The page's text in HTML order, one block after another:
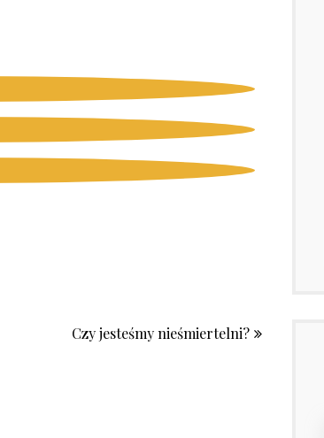
Czy jesteśmy nieśmiertelni?